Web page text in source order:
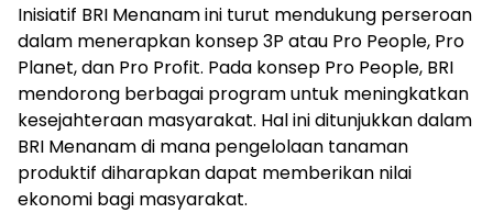
Inisiatif BRI Menanam ini turut mendukung perseroan
dalam menerapkan konsep 3P atau Pro People, Pro
Planet, dan Pro Profit. Pada konsep Pro People, BRI
mendorong berbagai program untuk meningkatkan
kesejahteraan masyarakat. Hal ini ditunjukkan dalam
BRI Menanam di mana pengelolaan tanaman
produktif diharapkan dapat memberikan nilai
ekonomi bagi masyarakat.